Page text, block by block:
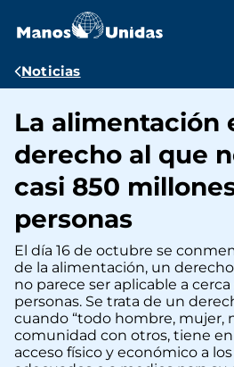
contenido
Ruta
navegación
Noticias
La alimentación
derecho al que
casi 850
personas
El día 16 de octubre se
de la alimentación, un
no parece ser aplicable a
personas. Se trata de un
cuando “todo hombre, mujer,
comunidad con otros, tiene
acceso físico y económico a